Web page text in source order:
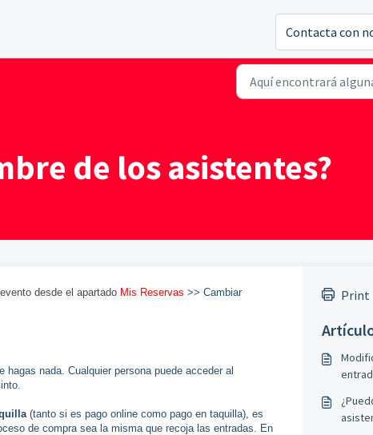
Contacta con
de los asistentes?
desde el apartado Mis Reservas >> Cambiar
hagas nada. Cualquier persona puede acceder al
(tanto si es pago online como pago en taquilla), es
de compra sea la misma que recoja las entradas. En
Print